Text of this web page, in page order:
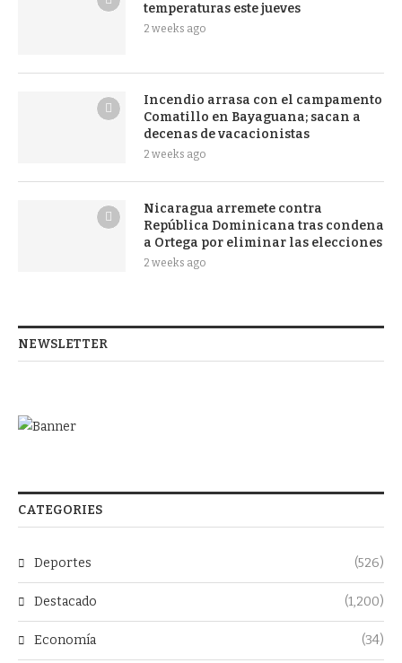
temperaturas este jueves
2 weeks ago
Incendio arrasa con el campamento
Comatillo en Bayaguana; sacan a
decenas de vacacionistas
2 weeks ago
Nicaragua arremete contra
República Dominicana tras condena
a Ortega por eliminar las elecciones
2 weeks ago
NEWSLETTER
CATEGORIES
Deportes (526)
Destacado (1,200)
Economía (34)